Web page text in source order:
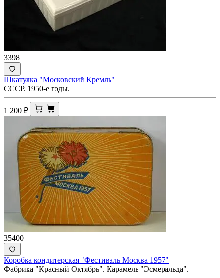
3398
Шкатулка "Московский Кремль"
СССР. 1950-е годы.
1 200 ₽
35400
Коробка кондитерская "Фестиваль Москва 1957"
Фабрика "Красный Октябрь". Карамель "Эсмеральда".